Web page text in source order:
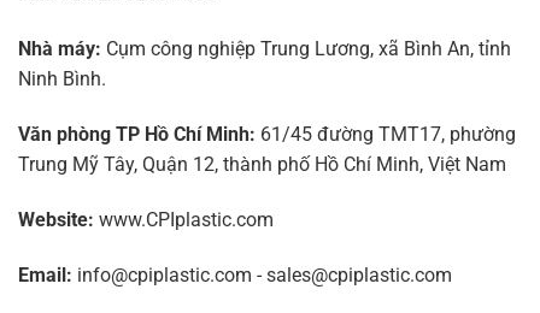
Nhà máy: Cụm công nghiệp Trung Lương, xã Bình An, tỉnh
Ninh Bình.
Văn phòng TP Hồ Chí Minh: 61/45 đường TMT17, phường
Trung Mỹ Tây, Quận 12, thành phố Hồ Chí Minh, Việt Nam
Website: www.CPIplastic.com
Email: info@cpiplastic.com - sales@cpiplastic.com